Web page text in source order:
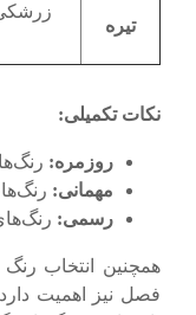
تیره
نکات تکمیلی:
روزمره:
مهمانی:
رسمی:
همچنین انتخاب
فصل نیز اهمیت